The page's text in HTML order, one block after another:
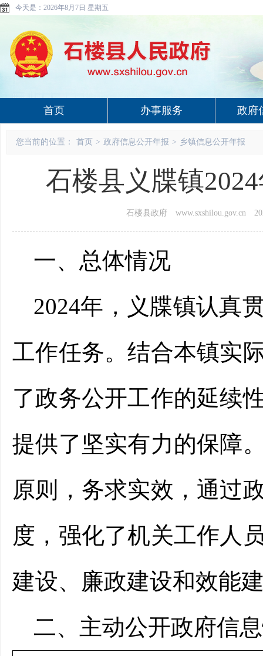
今天是： 2026年8月7日 星期五
首页 办事服务 政府
您当前的位置： 首页 > 政府信息公开年报 > 乡镇信息公开年报
石楼县义牒镇
石楼县政府 www.sxshilou.gov.cn
一、总体情况
2024年，义牒镇认真
工作任务。结合本镇实
了政务公开工作的延续
提供了坚实有力的保障
原则，务求实效，通过
度，强化了机关工作人
建设、廉政建设和效能
二、主动公开政府信